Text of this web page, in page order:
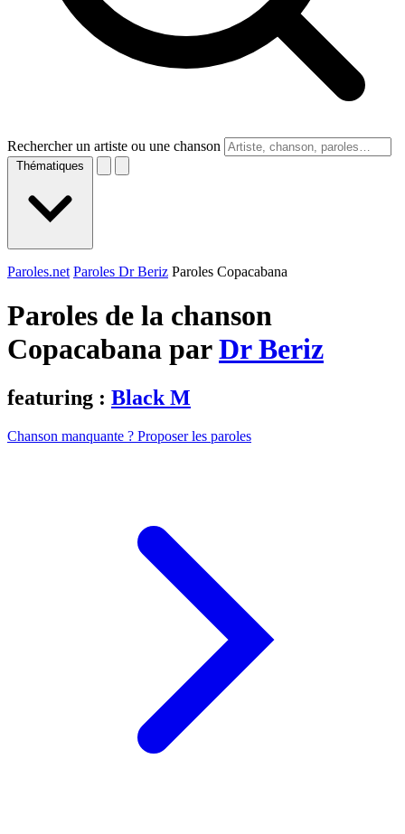
Rechercher un artiste ou une chanson
Thématiques
Paroles.net Paroles Dr Beriz Paroles Copacabana
Paroles de la chanson
Copacabana parDr Beriz
featuring : Black M
Chanson manquante ? Proposer les paroles